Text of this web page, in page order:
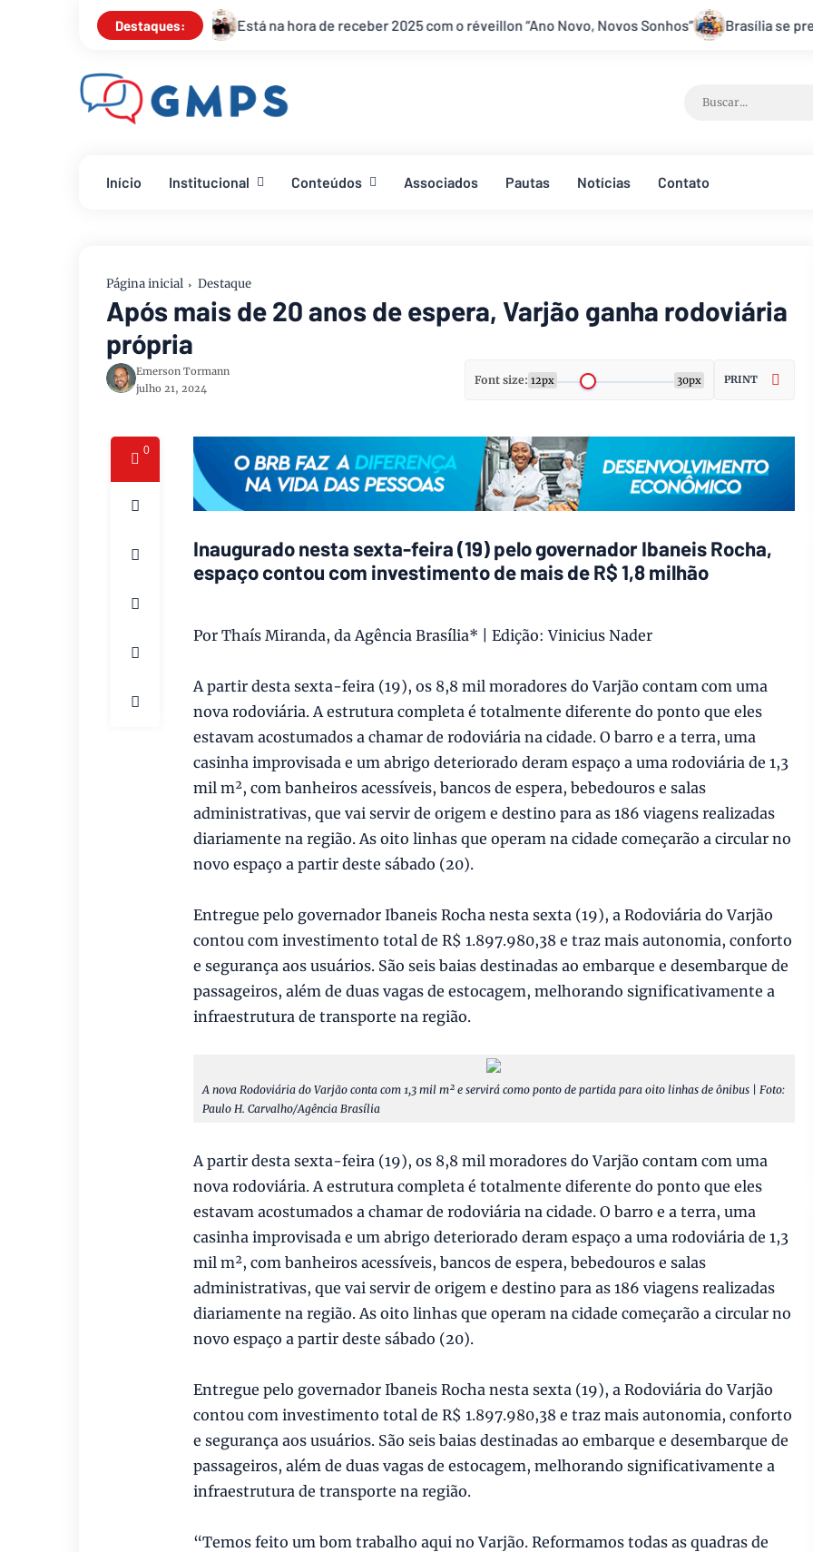
Destaques:
Está na hora de receber 2025 com o réveillon “Ano Novo, Novos Sonhos” Brasília se prepara para receber um dos
Início Institucional Conteúdos Associados Pautas Notícias Contato
Página inicial Destaque
Após mais de 20 anos de espera, Varjão ganha rodoviária
própria
Emerson Tormann
julho 21, 2024
Font size: 12px 30px PRINT
0
Inaugurado nesta sexta-feira (19) pelo governador Ibaneis Rocha,
espaço contou com investimento de mais de R$ 1,8 milhão
Por Thaís Miranda, da Agência Brasília* | Edição: Vinicius Nader
A partir desta sexta-feira (19), os 8,8 mil moradores do Varjão contam com uma
nova rodoviária. A estrutura completa é totalmente diferente do ponto que eles
estavam acostumados a chamar de rodoviária na cidade. O barro e a terra, uma
casinha improvisada e um abrigo deteriorado deram espaço a uma rodoviária de 1,3
mil m², com banheiros acessíveis, bancos de espera, bebedouros e salas
administrativas, que vai servir de origem e destino para as 186 viagens realizadas
diariamente na região. As oito linhas que operam na cidade começarão a circular no
novo espaço a partir deste sábado (20).
Entregue pelo governador Ibaneis Rocha nesta sexta (19), a Rodoviária do Varjão
contou com investimento total de R$ 1.897.980,38 e traz mais autonomia, conforto
e segurança aos usuários. São seis baias destinadas ao embarque e desembarque de
passageiros, além de duas vagas de estocagem, melhorando significativamente a
infraestrutura de transporte na região.
A nova Rodoviária do Varjão conta com 1,3 mil m² e servirá como ponto de partida para oito linhas de ônibus | Foto:
Paulo H. Carvalho/Agência Brasília
A partir desta sexta-feira (19), os 8,8 mil moradores do Varjão contam com uma
nova rodoviária. A estrutura completa é totalmente diferente do ponto que eles
estavam acostumados a chamar de rodoviária na cidade. O barro e a terra, uma
casinha improvisada e um abrigo deteriorado deram espaço a uma rodoviária de 1,3
mil m², com banheiros acessíveis, bancos de espera, bebedouros e salas
administrativas, que vai servir de origem e destino para as 186 viagens realizadas
diariamente na região. As oito linhas que operam na cidade começarão a circular no
novo espaço a partir deste sábado (20).
Entregue pelo governador Ibaneis Rocha nesta sexta (19), a Rodoviária do Varjão
contou com investimento total de R$ 1.897.980,38 e traz mais autonomia, conforto
e segurança aos usuários. São seis baias destinadas ao embarque e desembarque de
passageiros, além de duas vagas de estocagem, melhorando significativamente a
infraestrutura de transporte na região.
“Temos feito um bom trabalho aqui no Varjão. Reformamos todas as quadras de